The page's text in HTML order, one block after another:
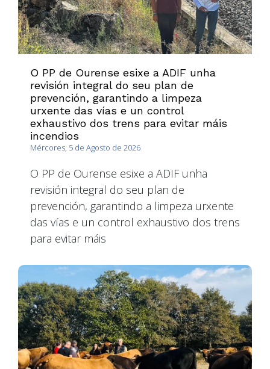
O PP de Ourense esixe a ADIF unha
revisión integral do seu plan de
prevención, garantindo a limpeza
urxente das vías e un control
exhaustivo dos trens para evitar máis
incendios
Mércores, 5 de Agosto de 2026
O PP de Ourense esixe a ADIF unha
revisión integral do seu plan de
prevención, garantindo a limpeza urxente
das vías e un control exhaustivo dos trens
para evitar máis